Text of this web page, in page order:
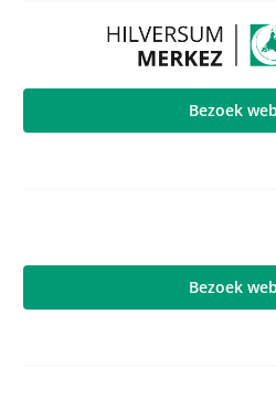
Bezoek
Bezoek